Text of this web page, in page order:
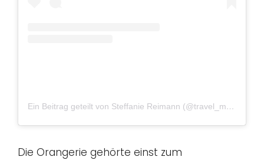
Ein Beitrag geteilt von Steffanie Reimann (@travel_moments_)
Die Orangerie gehörte einst zum